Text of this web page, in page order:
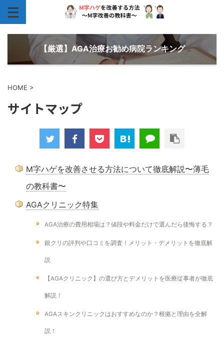
【厳選】AGA治療お勧め病院ランキング
HOME >
サイトマップ
M字ハゲを改善させる方法について徹底解説〜薄毛
の教科書〜
AGAクリニック特集
AGA治療の費用相場は？値段や料金だけで選んだら後悔する？
銀クリの評判や口コミを調査！メリット・デメリットを徹底解
説
【AGAクリニック】の選び方とデメリットを医療従事者が徹底
解説！
AGAスキンクリニックはおすすめなのか？根拠と理由を全解
説！